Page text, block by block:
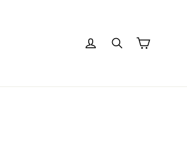
Se connecter
Rechercher